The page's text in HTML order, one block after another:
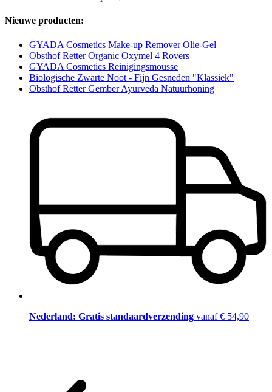
Nieuwe producten:
GYADA Cosmetics Make-up Remover Olie-Gel
Obsthof Retter Organic Oxymel 4 Rovers
GYADA Cosmetics Reinigingsmousse
Biologische Zwarte Noot - Fijn Gesneden "Klassiek"
Obsthof Retter Gember Ayurveda Natuurhoning
Nederland: Gratis standaardverzending vanaf € 54,90